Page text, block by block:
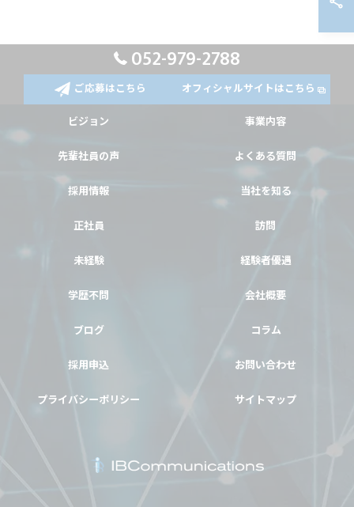
052-979-2788
ご応募はこちら オフィシャルサイトはこちら
ビジョン
事業内容
先輩社員の声
よくある質問
採用情報
当社を知る
正社員
訪問
未経験
経験者優遇
学歴不問
会社概要
ブログ
コラム
採用申込
お問い合わせ
プライバシーポリシー
サイトマップ